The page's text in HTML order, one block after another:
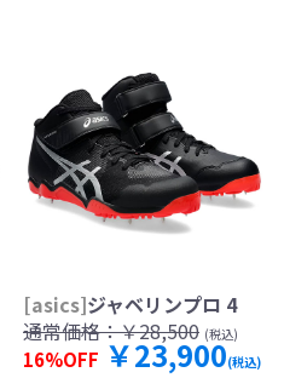
[asics]ジャベリンプロ 4
通常価格：￥28,500 (税込)
16%OFF ￥23,900(税込)